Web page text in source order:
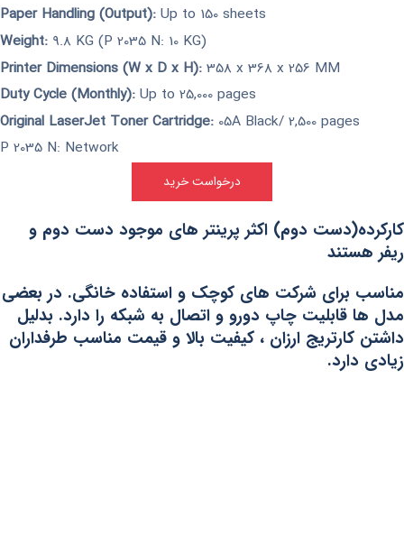
Paper Handling (Output): Up to 150 sheets
Weight: 9.8 KG (P 2035 N: 10 KG)
Printer Dimensions (W x D x H): 358 x 368 x 256 MM
Duty Cycle (Monthly): Up to 25,000 pages
Original LaserJet Toner Cartridge: 05A Black/ 2,500 pages
P 2035 N: Network
درخواست خرید
کارکرده(دست دوم) اکثر پرینتر های موجود دست دوم و
ریفر هستند
مناسب برای شرکت های کوچک و استفاده خانگی. در بعضی
مدل ها قابلیت چاپ دورو و اتصال به شبکه را دارد. بدلیل
داشتن کارتریج ارزان ، کیفیت بالا و قیمت مناسب طرفداران
زیادی دارد.